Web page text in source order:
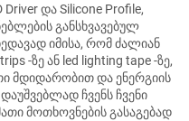
Driver და Silicone Profile,
განსხვავებულ
იმისა, რომ ძალიან
-ზე ან led lighting tape -ზე,
მდიდარობით და ენერგიის
ჩვენს ჩვენი
მოთხოვნების გასაგებად